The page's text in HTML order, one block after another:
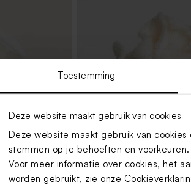
Toestemming
Deze website maakt gebruik van cookies
Deze website maakt gebruik van
stemmen op je behoeften en voorkeuren.
Voor meer informatie over cookies, het
worden gebruikt, zie onze
giraf (3,7 cm) Zacht teddy zakje